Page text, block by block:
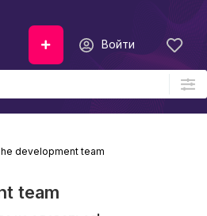
Войти
development team
team